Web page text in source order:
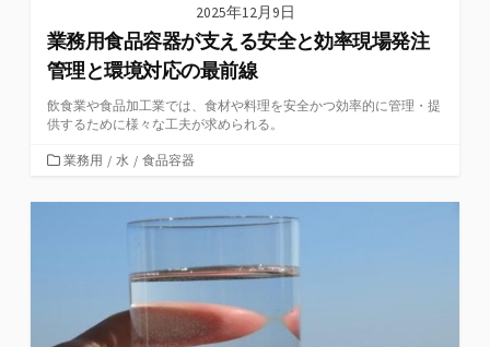
2025年12月9日
業務用食品容器が支える安全と効率現場発注
管理と環境対応の最前線
飲食業や食品加工業では、食材や料理を安全かつ効率的に管理・提
供するために様々な工夫が求められる。
カ
ゴ
業務用 / 水 / 食品容器